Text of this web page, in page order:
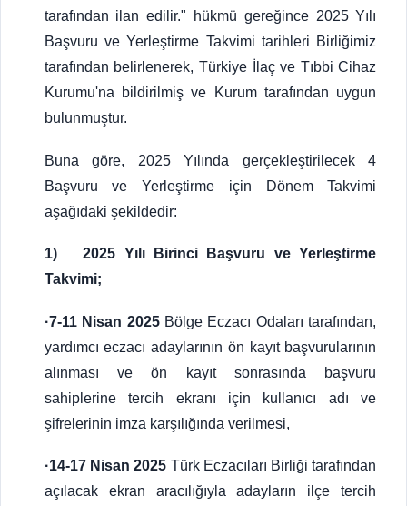
tarafından ilan edilir." hükmü gereğince 2025 Yılı
Başvuru ve Yerleştirme Takvimi tarihleri Birliğimiz
tarafından belirlenerek, Türkiye İlaç ve Tıbbi Cihaz
Kurumu'na bildirilmiş ve Kurum tarafından uygun
bulunmuştur.
Buna göre, 2025 Yılında gerçekleştirilecek 4
Başvuru ve Yerleştirme için Dönem Takvimi
aşağıdaki şekildedir:
1) 2025 Yılı Birinci Başvuru ve Yerleştirme
Takvimi;
·7-11 Nisan 2025 Bölge Eczacı Odaları tarafından,
yardımcı eczacı adaylarının ön kayıt başvurularının
alınması ve ön kayıt sonrasında başvuru
sahiplerine tercih ekranı için kullanıcı adı ve
şifrelerinin imza karşılığında verilmesi,
·14-17 Nisan 2025 Türk Eczacıları Birliği tarafından
açılacak ekran aracılığıyla adayların ilçe tercih